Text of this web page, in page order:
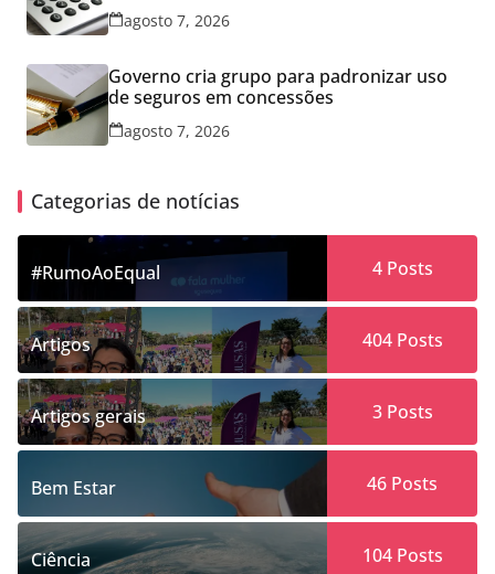
agosto 7, 2026
Governo cria grupo para padronizar uso
de seguros em concessões
agosto 7, 2026
Categorias de notícias
#RumoAoEqual 4Posts
Artigos 404Posts
Artigos gerais 3Posts
Bem Estar 46 Posts
Ciência 104Posts